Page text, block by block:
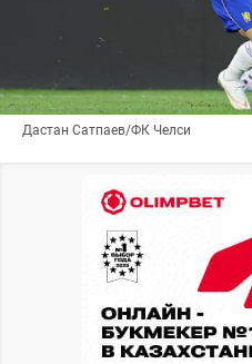
Дастан Сатпаев/ФК Челси